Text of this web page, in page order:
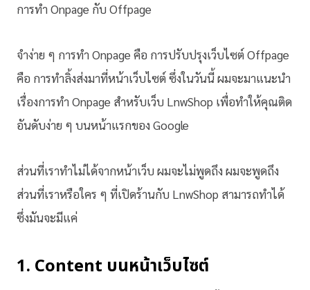
การทำ Onpage กับ Offpage
จำง่าย ๆ การทำ Onpage คือ การปรับปรุงเว็บไซต์ Offpage
คือ การทำลิ้งส่งมาที่หน้าเว็บไซต์ ซึ่งในวันนี้ ผมจะมาแนะนำ
เรื่องการทำ Onpage สำหรับเว็บ LnwShop เพื่อทำให้คุณติด
อันดับง่าย ๆ บนหน้าแรกของ Google
ส่วนที่เราทำไม่ได้จากหน้าเว็บ ผมจะไม่พูดถึง ผมจะพูดถึง
ส่วนที่เราหรือใคร ๆ ที่เปิดร้านกับ LnwShop สามารถทำได้
ซึ่งมันจะมีแค่
1. Content บนหน้าเว็บไซต์